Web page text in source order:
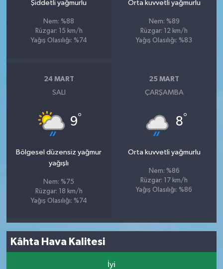
Şiddetli yağmurlu
Nem: %88
Rüzgar: 15 km/h
Yağış Olasılığı: %74
Orta kuvvetli yağmurlu
Nem: %89
Rüzgar: 12 km/h
Yağış Olasılığı: %83
24 MART
SALI
9°
Bölgesel düzensiz yağmur
yağışlı
Nem: %75
Rüzgar: 18 km/h
Yağış Olasılığı: %74
25 MART
ÇARŞAMBA
8°
Orta kuvvetli yağmurlu
Nem: %86
Rüzgar: 17 km/h
Yağış Olasılığı: %86
Kâhta Hava Kalitesi
İyi